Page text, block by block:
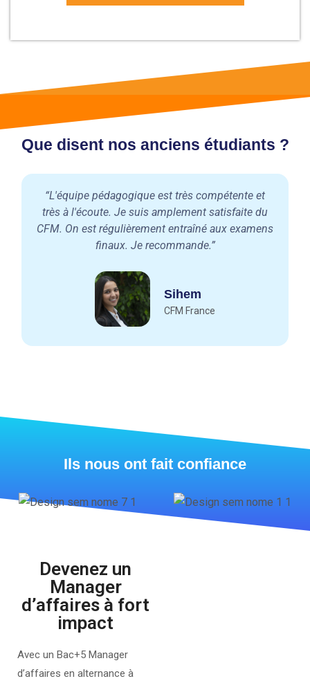
Que disent nos anciens étudiants ?
“L'équipe pédagogique est très compétente et
très à l'écoute. Je suis amplement satisfaite du
CFM. On est régulièrement entraîné aux examens
finaux. Je recommande.”
Sihem
CFM France
Ils nous ont fait confiance
Devenez un
Manager
d’affaires à fort
impact
Avec un Bac+5 Manager
d’affaires en alternance à